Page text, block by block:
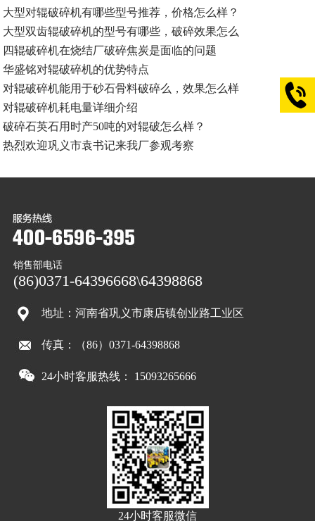
大型对辊破碎机有哪些型号推荐，价格怎么样？
大型双齿辊破碎机的型号有哪些，破碎效果怎么
四辊破碎机在烧结厂破碎焦炭是面临的问题
华盛铭对辊破碎机的优势特点
对辊破碎机能用于砂石骨料破碎么，效果怎么样
对辊破碎机耗电量详细介绍
破碎石英石用时产50吨的对辊破怎么样？
热烈欢迎巩义市袁书记来我厂参观考察
销售部电话
(86)0371-64396668\64398868
地址：河南省巩义市康店镇创业路工业区
传真：（86）0371-64398868
24小时客服热线： 15093265666
24小时客服微信